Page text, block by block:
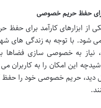
حفظ حریم خصوصی
از ابزارهای کارآمد برای
شود. با توجه به زندگی های
نیاز به خصوصی سازی
این امکان را به کاربران
دید، حریم خصوصی خود را حفظ